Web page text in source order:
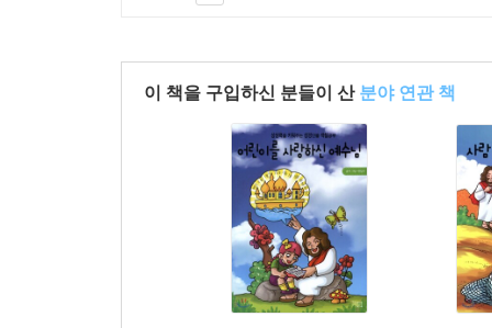
이 책을 구입하신 분들이 산 분야 연관 책